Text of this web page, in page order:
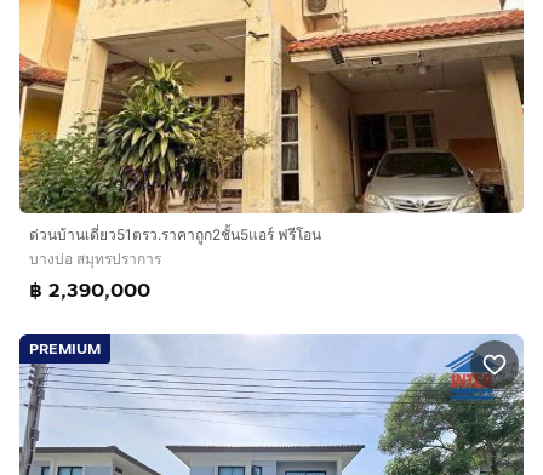
ด่วนบ้านเดี่ยว51ตรว.ราคาถูก2ชั้น5แอร์ ฟรีโอน
บางบ่อ สมุทรปราการ
฿ 2,390,000
PREMIUM